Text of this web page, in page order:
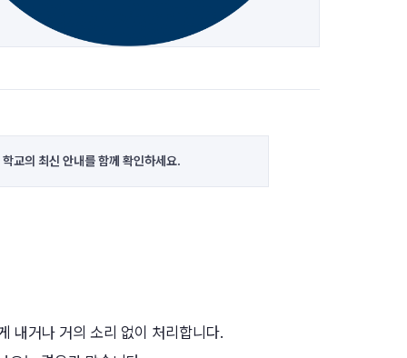
교의 최신 안내를 함께 확인하세요.
내거나 거의 소리 없이 처리합니다.